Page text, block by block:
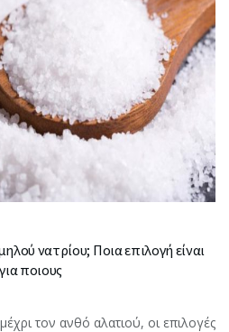
νατρίου; Ποια επιλογή είναι
ποιους
τον ανθό αλατιού, οι επιλογές